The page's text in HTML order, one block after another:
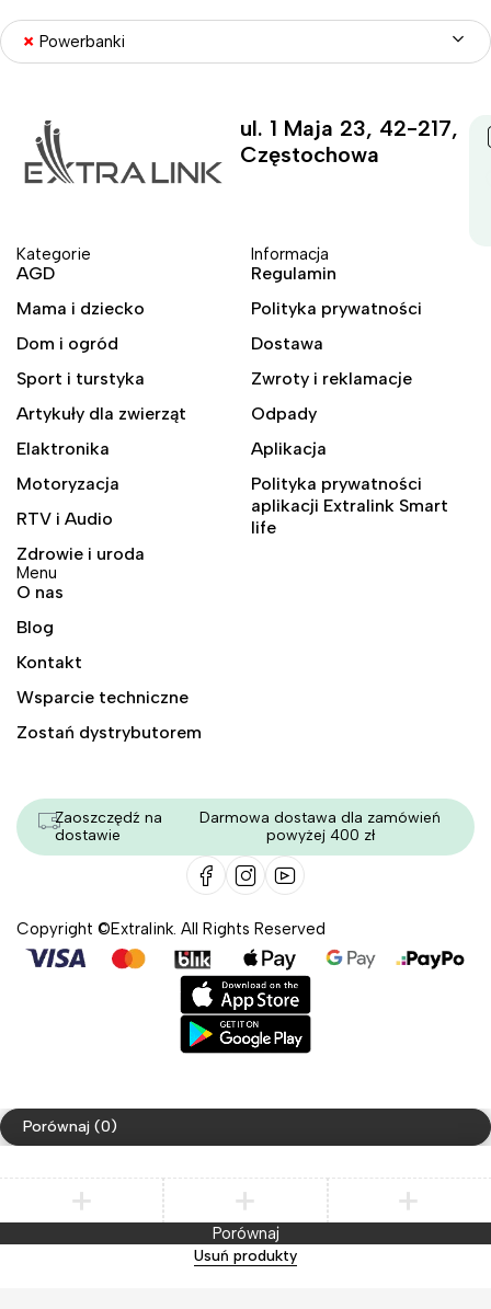
× Powerbanki
ul. 1 Maja 23, 42-217,
Częstochowa
Kategorie
AGD
Mama i dziecko
Dom i ogród
Sport i turstyka
Artykuły dla zwierząt
Elaktronika
Motoryzacja
RTV i Audio
Zdrowie i uroda
Informacja
Regulamin
Polityka prywatności
Dostawa
Zwroty i reklamacje
Odpady
Aplikacja
Polityka prywatności
aplikacji Extralink Smart
life
Menu
O nas
Blog
Kontakt
Wsparcie techniczne
Zostań dystrybutorem
Zaoszczędź na
dostawie
Darmowa dostawa dla zamówień
powyżej 400 zł
Copyright ©Extralink. All Rights Reserved
Porównaj (0)
Porównaj
Usuń produkty